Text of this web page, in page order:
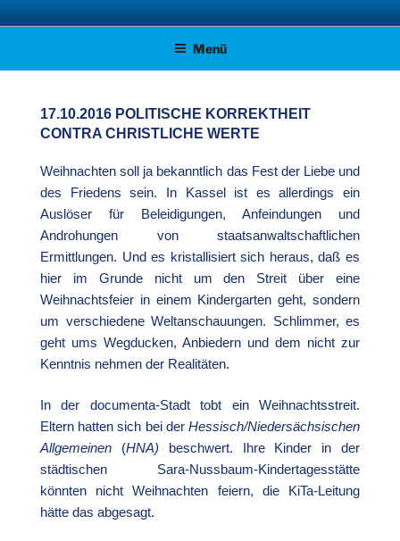
Zum
Inhalt AFD KREISVERBAND STADE
Menü
17.10.2016 POLITISCHE KORREKTHEIT
CONTRA CHRISTLICHE WERTE
Weihnachten soll ja bekanntlich das Fest der Liebe und
des Friedens sein. In Kassel ist es allerdings ein
Auslöser für Beleidigungen, Anfeindungen und
Androhungen von staatsanwaltschaftlichen
Ermittlungen. Und es kristallisiert sich heraus, daß es
hier im Grunde nicht um den Streit über eine
Weihnachtsfeier in einem Kindergarten geht, sondern
um verschiedene Weltanschauungen. Schlimmer, es
geht ums Wegducken, Anbiedern und dem nicht zur
Kenntnis nehmen der Realitäten.
In der documenta-Stadt tobt ein Weihnachtsstreit.
Eltern hatten sich bei der Hessisch/Niedersächsischen
Allgemeinen (HNA) beschwert. Ihre Kinder in der
städtischen Sara-Nussbaum-Kindertagesstätte
könnten nicht Weihnachten feiern, die KiTa-Leitung
hätte das abgesagt.